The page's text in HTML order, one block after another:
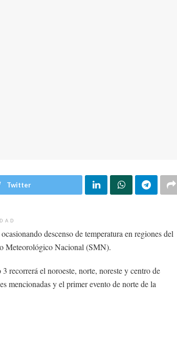
Twitter
descenso de temperatura en regiones del
Meteorológico Nacional (SMN).
recorrerá el noroeste, norte, noreste y centro de
mencionadas y el primer evento de norte de la